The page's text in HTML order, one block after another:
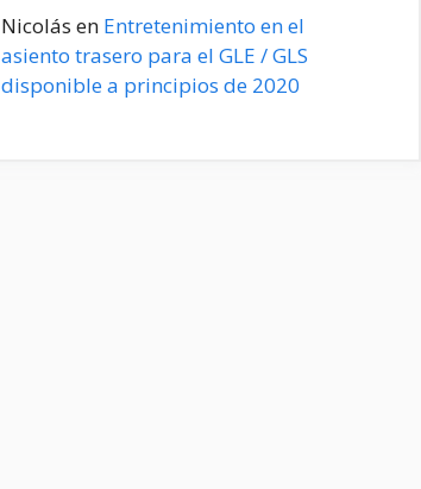
Nicolás en Entretenimiento en el
asiento trasero para el GLE / GLS
disponible a principios de 2020